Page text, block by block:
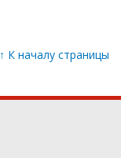
↑ К началу страницы